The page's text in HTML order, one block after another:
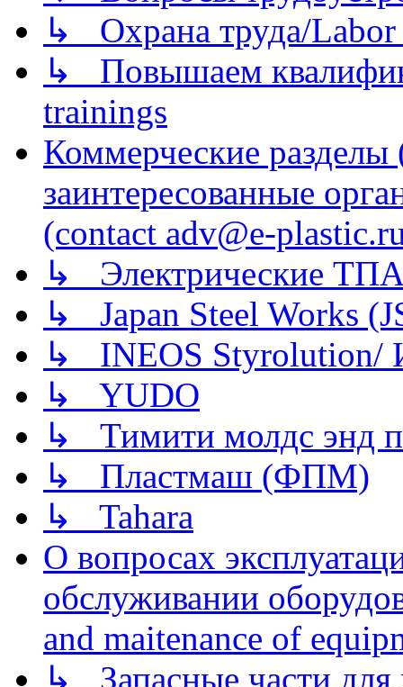
↳ Охрана труда/Labor
↳ Повышаем
trainings
Коммерческие
заинтересованные
(contact adv@e-
↳ Электрические
↳ Japan Steel Works
↳ INEOS
↳ YUDO
↳ Тимити молдс энд
↳ Пластмаш (ФПМ)
↳ Tahara
О вопросах
обслуживании
and maitenance of
↳ Запасные части для